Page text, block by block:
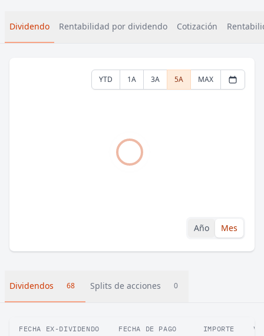
Dividendo Rentabilidad por dividendo Cotización
YTD 1A 3A 5A MAX
Año Mes
Dividendos 68 Splits de acciones 0
FECHA EX-DIVIDENDO FECHA DE PAGO IMPORTE